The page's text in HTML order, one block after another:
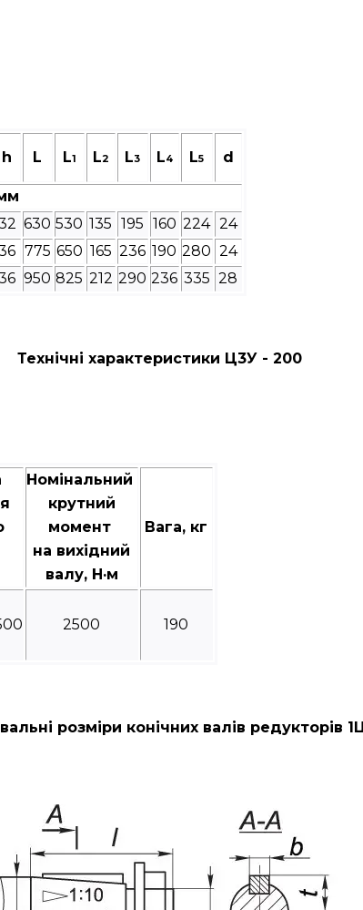
h L L1 L2 L3 L4 L5 d
630 530 135 195 160 224 24
775 650 165 236 190 280 24
950 825 212 290 236 335 28
Технічні характеристики Ц3У - 200
Номінальний
крутний
момент
на вихідний
валу, Н·м
Вага, кг
2500 190
розміри конічних валів редукторів